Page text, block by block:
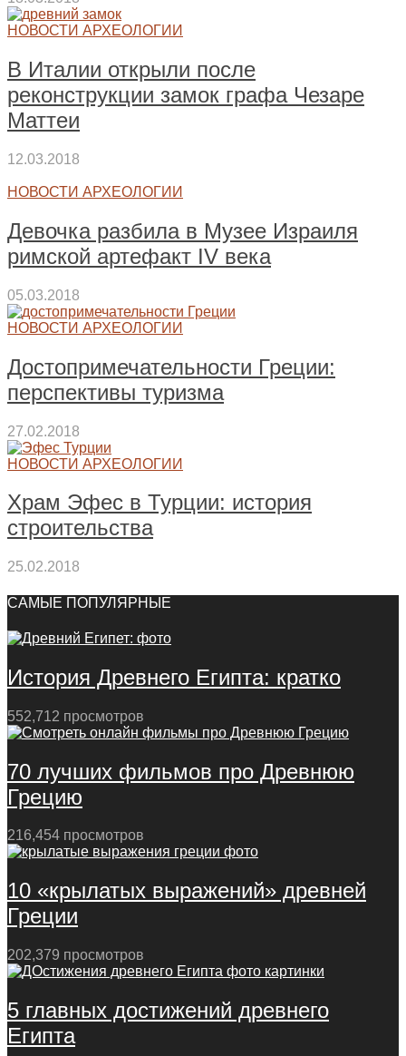
НОВОСТИ АРХЕОЛОГИИ
В Италии открыли после
реконструкции замок графа Чезаре
Маттеи
12.03.2018
НОВОСТИ АРХЕОЛОГИИ
Девочка разбила в Музее Израиля
римской артефакт IV века
05.03.2018
НОВОСТИ АРХЕОЛОГИИ
Достопримечательности Греции:
перспективы туризма
27.02.2018
НОВОСТИ АРХЕОЛОГИИ
Храм Эфес в Турции: история
строительства
25.02.2018
САМЫЕ ПОПУЛЯРНЫЕ
История Древнего Египта: кратко
552,712 просмотров
70 лучших фильмов про Древнюю
Грецию
216,454 просмотров
10 «крылатых выражений» древней
Греции
202,379 просмотров
5 главных достижений древнего
Египта